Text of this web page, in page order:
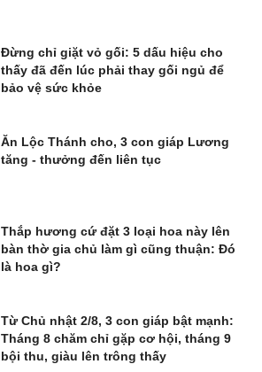
Đừng chỉ giặt vỏ gối: 5 dấu hiệu cho
thấy đã đến lúc phải thay gối ngủ để
bảo vệ sức khỏe
Ăn Lộc Thánh cho, 3 con giáp Lương
tăng - thưởng đến liên tục
Thắp hương cứ đặt 3 loại hoa này lên
bàn thờ gia chủ làm gì cũng thuận: Đó
là hoa gì?
Từ Chủ nhật 2/8, 3 con giáp bật mạnh:
Tháng 8 chăm chỉ gặp cơ hội, tháng 9
bội thu, giàu lên trông thấy